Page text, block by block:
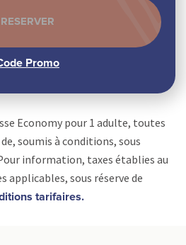
Economy pour 1 adulte, toutes
soumis à conditions, sous
information, taxes établies au
applicables, sous réserve de
tarifaires.